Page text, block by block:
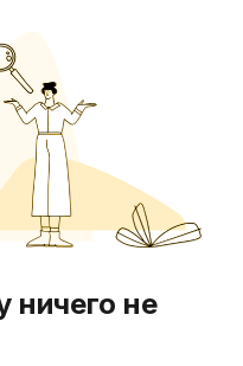
ничего не